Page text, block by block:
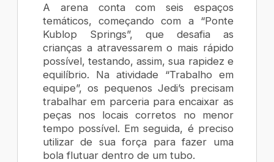
A arena conta com seis espaços
temáticos, começando com a “Ponte
Kublop Springs”, que desafia as
crianças a atravessarem o mais rápido
possível, testando, assim, sua rapidez e
equilíbrio. Na atividade “Trabalho em
equipe”, os pequenos Jedi’s precisam
trabalhar em parceria para encaixar as
peças nos locais corretos no menor
tempo possível. Em seguida, é preciso
utilizar de sua força para fazer uma
bola flutuar dentro de um tubo.